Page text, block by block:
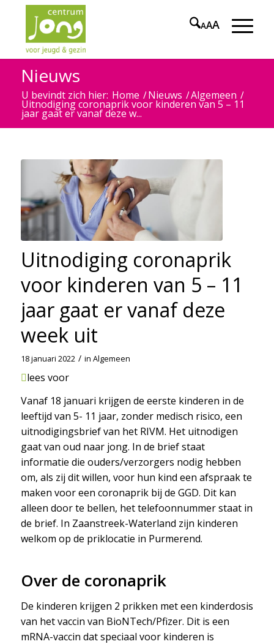
AAA
Nieuws
U bevindt zich hier: Home /Nieuws /Algemeen /
Uitnodiging coronaprik voor kinderen van 5 – 11
jaar gaat er vanaf deze w...
Uitnodiging coronaprik
voor kinderen van 5 – 11
jaar gaat er vanaf deze
week uit
18 januari 2022 / in Algemeen
lees voor
Vanaf 18 januari krijgen de eerste kinderen in de
leeftijd van 5- 11 jaar, zonder medisch risico, een
uitnodigingsbrief van het RIVM. Het uitnodigen
gaat van oud naar jong. In de brief staat
informatie die ouders/verzorgers nodig hebben
om, als zij dit willen, voor hun kind een afspraak te
maken voor een coronaprik bij de GGD. Dit kan
alleen door te bellen, het telefoonnummer staat in
de brief. In Zaanstreek-Waterland zijn kinderen
welkom op de priklocatie in Purmerend.
Over de coronaprik
De kinderen krijgen 2 prikken met een kinderdosis
van het vaccin van BioNTech/Pfizer. Dit is een
mRNA-vaccin dat speciaal voor kinderen is